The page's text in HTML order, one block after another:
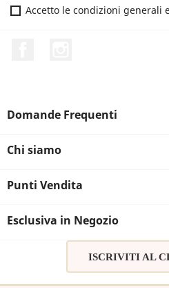
Accetto le condizioni generali
Domande Frequenti
Chi siamo
Punti Vendita
Esclusiva in Negozio
ISCRIVITI AL